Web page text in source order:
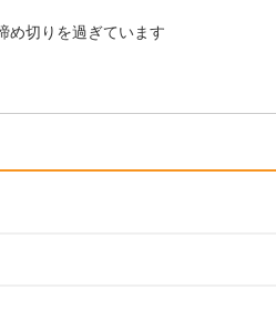
め切りを過ぎています